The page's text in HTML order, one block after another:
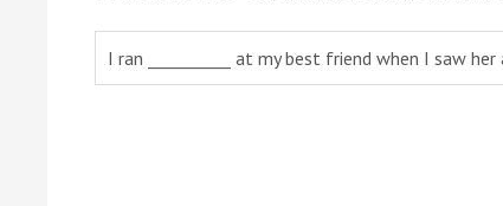
I ran __________ at my best friend when I saw